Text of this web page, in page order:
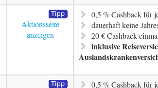
Aktionsseite
anzeigen
0,5 % Cashback für
dauerhaft keine
20 € Cashback
inklusive
0,5 % Cashback für